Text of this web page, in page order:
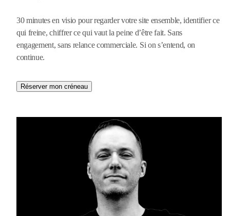
30 minutes en visio pour regarder votre site ensemble, identifier ce
qui freine, chiffrer ce qui vaut la peine d’être fait. Sans
engagement, sans relance commerciale. Si on s’entend, on
continue.
Réserver mon créneau